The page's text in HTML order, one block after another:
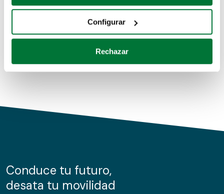
Recopilar información sobre su ubicación geográfica
Identificar su dispositivo analizándolo activamente
para buscar características específicas (huellas
Obtenga más información sobre cómo se procesan sus
de cookies.
información sobre el uso que haga del sitio web con
nuestros partners de redes sociales, publicidad y análisis
Configurar
Rechazar
Coches de km0
Conduce tu futuro,
desata tu movilidad